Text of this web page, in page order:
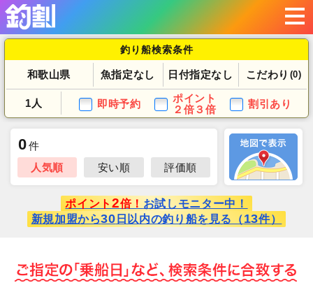
釣り船検索条件
和歌山県 魚指定なし 日付指定なし こだわり (0)
1人 即時予約
ポイント
２倍３倍
割引あり
0件
人気順
安い順 評価順
ポイント 2倍！ お試しモニター中！
新規加盟から30 日以内の釣り船を見る（13件）